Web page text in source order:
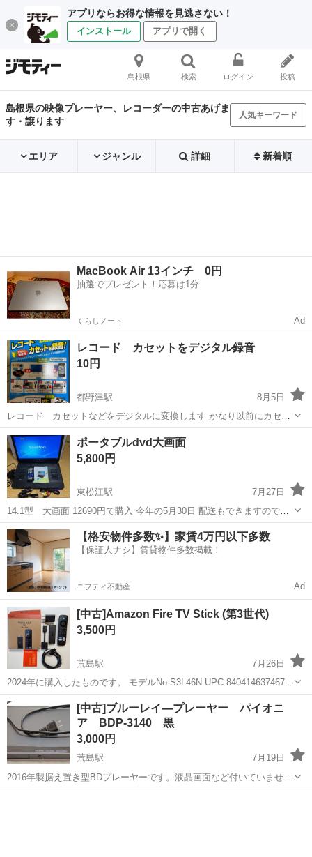
アプリならお得な情報を見逃さない！
インストール アプリで開く
島根県 検索 ログイン 投稿
島根県の映像プレーヤー、レコーダーの中古あげま
す・譲ります
人気キーワード
エリア ジャンル 詳細 新着順
MacBook Air 13インチ 0円
抽選でプレゼント！応募は1分
くらしノート Ad
レコード カセットをデジタル録音
10円
都野津駅
8月5日
レコード カセットなどをデジタルに変換します かなり以前にカセッ
トをデジタルに変換していました 最近は使っていません
島根 江津市 都野津駅 映像プレーヤー、レコーダー
ポータブルdvd大画面
5,800円
東松江駅
7月27日
14.1型 大画面 12690円で購入 今年の5月30日 配送もできますのでそ
の時は、連絡下さい 入院するので 買って見たけど、結局のところ使わ
ないので出品しました。数回ほど使っているので神経質な方や気にな
る方はご遠慮下さい
島根 松江市 東松江駅 映像プレーヤー、レコーダー
dvd
【格安物件多数✨】家賃4万円以下多数
【保証人ナシ】賃貸物件多数掲載！
ニフティ不動産 Ad
[中古]Amazon Fire TV Stick (第3世代)
3,500円
荒島駅
7月26日
2024年に購入したものです。 モデルNo.S3L46N UPC 840414637467
取り外すまで正常に動作していました。 写真に写っているものが全て
です。 本体、リモコンに少しすり傷があります。 ...
荒島駅 映像プレーヤー、レコーダー
[中古]ブルーレイ―プレーヤー パイオニ
ア BDP-3140 黒
3,000円
荒島駅
7月19日
2016年製据え置き型BDプレーヤーです。液晶画面など付いていませ
ん。 中古で購入したのですが使用頻度は少ない品物です。 目立つ傷は